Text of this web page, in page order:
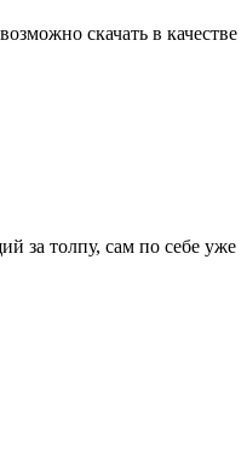
скачать в качестве
за толпу, сам по себе уже